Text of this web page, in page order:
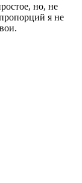
но, не
я не